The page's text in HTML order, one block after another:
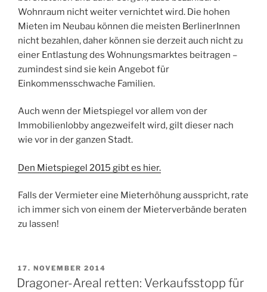
Wohnraum nicht weiter vernichtet wird. Die hohen
Mieten im Neubau können die meisten BerlinerInnen
nicht bezahlen, daher können sie derzeit auch nicht zu
einer Entlastung des Wohnungsmarktes beitragen –
zumindest sind sie kein Angebot für
Einkommensschwache Familien.
Auch wenn der Mietspiegel vor allem von der
Immobilienlobby angezweifelt wird, gilt dieser nach
wie vor in der ganzen Stadt.
Den Mietspiegel 2015 gibt es hier.
Falls der Vermieter eine Mieterhöhung ausspricht, rate
ich immer sich von einem der Mieterverbände beraten
zu lassen!
VERÖFFENTLICHT
AM
17. NOVEMBER 2014
Dragoner-Areal retten: Verkaufsstopp für